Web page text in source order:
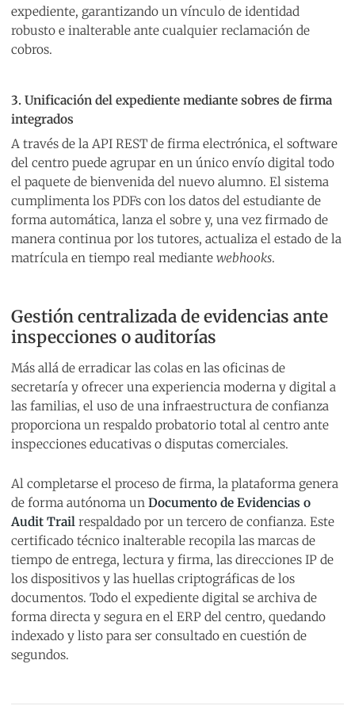
expediente, garantizando un vínculo de identidad
robusto e inalterable ante cualquier reclamación de
cobros.
3. Unificación del expediente mediante sobres de firma
integrados
A través de la API REST de firma electrónica, el software
del centro puede agrupar en un único envío digital todo
el paquete de bienvenida del nuevo alumno. El sistema
cumplimenta los PDFs con los datos del estudiante de
forma automática, lanza el sobre y, una vez firmado de
manera continua por los tutores, actualiza el estado de la
matrícula en tiempo real mediante webhooks.
Gestión centralizada de evidencias ante
inspecciones o auditorías
Más allá de erradicar las colas en las oficinas de
secretaría y ofrecer una experiencia moderna y digital a
las familias, el uso de una infraestructura de confianza
proporciona un respaldo probatorio total al centro ante
inspecciones educativas o disputas comerciales.
Al completarse el proceso de firma, la plataforma genera
de forma autónoma un Documento de Evidencias o
Audit Trail respaldado por un tercero de confianza. Este
certificado técnico inalterable recopila las marcas de
tiempo de entrega, lectura y firma, las direcciones IP de
los dispositivos y las huellas criptográficas de los
documentos. Todo el expediente digital se archiva de
forma directa y segura en el ERP del centro, quedando
indexado y listo para ser consultado en cuestión de
segundos.